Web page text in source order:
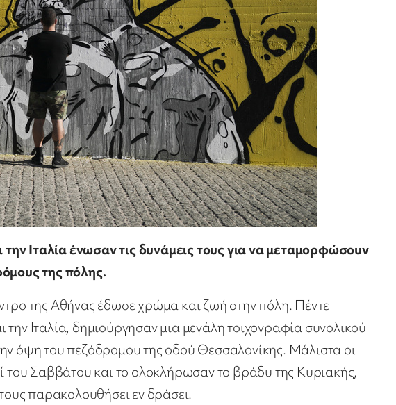
Ιταλία ένωσαν τις δυνάμεις τους για να μεταμορφώσουν
της πόλης.
της Αθήνας έδωσε χρώμα και ζωή στην πόλη. Πέντε
Ιταλία, δημιούργησαν μια μεγάλη τοιχογραφία συνολικού
όψη του πεζόδρομου της οδού Θεσσαλονίκης. Μάλιστα οι
του Σαββάτου και το ολοκλήρωσαν το βράδυ της Κυριακής,
παρακολουθήσει εν δράσει.